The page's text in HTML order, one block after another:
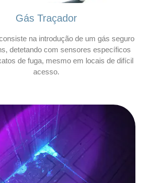
Gás Traçador
na introdução de um gás seguro
detetando com sensores específicos
de fuga, mesmo em locais de difícil
acesso.